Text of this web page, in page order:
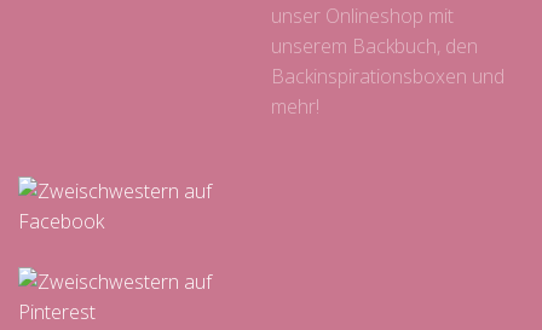
unser Onlineshop mit
unserem Backbuch, den
Backinspirationsboxen und
mehr!